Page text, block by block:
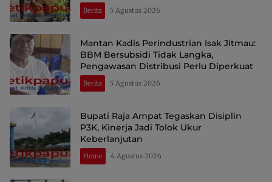
Berita 5 Agustus 2026
Mantan Kadis Perindustrian Isak Jitmau:
BBM Bersubsidi Tidak Langka,
Pengawasan Distribusi Perlu Diperkuat
Berita 5 Agustus 2026
Bupati Raja Ampat Tegaskan Disiplin
P3K, Kinerja Jadi Tolok Ukur
Keberlanjutan
Home 4 Agustus 2026